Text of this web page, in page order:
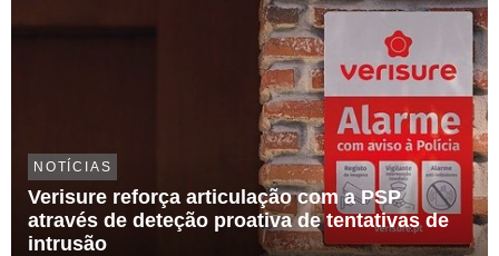
NOTÍCIAS
Verisure reforça articulação com a PSP
através de deteção proativa de tentativas de
intrusão